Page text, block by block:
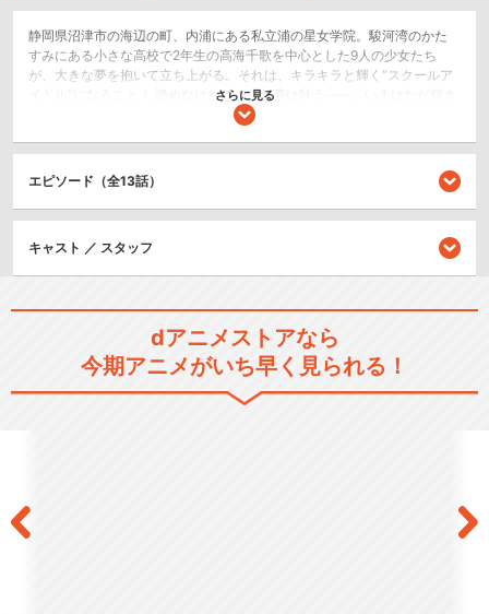
静岡県沼津市の海辺の町、内浦にある私立浦の星女学院。駿河湾のかた
すみにある小さな高校で2年生の高海千歌を中心とした9人の少女たち
が、大きな夢を抱いて立ち上がる。それは、キラキラと輝く“スクールア
イドル”になること！ 諦めなければきっと夢は叶う――。いまはただ輝き
を目指して、がむしゃらに駆け抜けていこう！ ここから彼女たちの「み
シリーズ／関連のアニメ作品
ラブライブ！
ラブライブ！2期
さらに見る
エピソード（全13話）
キャスト ／ スタッフ
dアニメストアなら
今期アニメがいち早く見られる！